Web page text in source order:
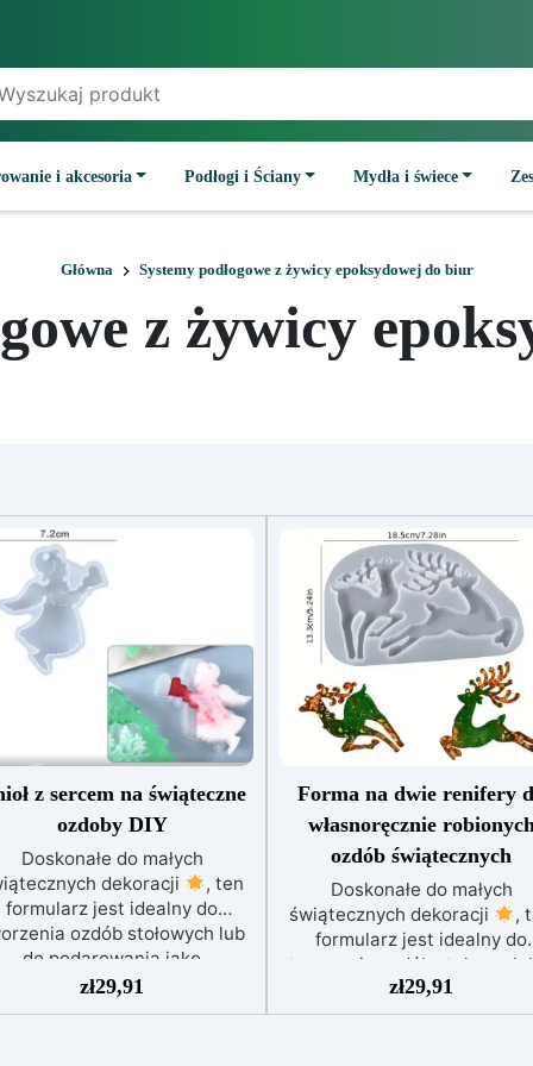
i akcesoria Podłogi i Ściany Mydła i świece
Główna Systemy podłogowe z żywicy epoksydowej do biur
z żywicy
z sercem na świąteczne
ozdoby DIY
Doskonałe do małych
dekoracji
, ten
formularz jest idealny do
ozdób stołowych lub
do podarowania jako
prezenty
Jego kompaktowy rozmiar
zł29,91
Forma na dwie renifery
własnoręcznie
ozdób świątecznych
Doskonałe do małych
świątecznych dekoracji
,
formularz jest idealny do
tworzenia ozdób stołowych
do podarowania jako
spersonalizowane prezenty
zł29,91